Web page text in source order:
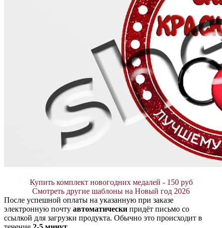
Купить комплект новогодних медалей - 150 руб
Смотреть другие шаблоны на Новый год 2026
После успешной оплаты на указанную при заказе
электронную почту автоматически придёт письмо со
ссылкой для загрузки продукта. Обычно это происходит в